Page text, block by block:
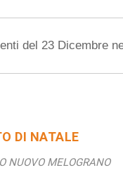
del 23 Dicembre
DI NATALE
NUOVO MELOGRANO